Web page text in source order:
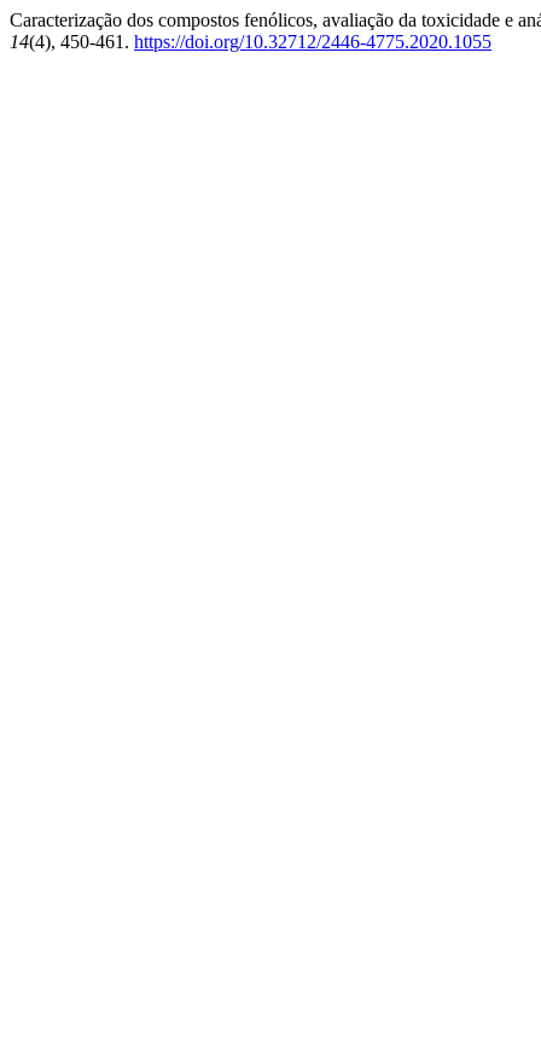
Caracterização dos compostos fenólicos, avaliação da toxicidade e
14(4), 450-461. https://doi.org/10.32712/2446-4775.2020.1055